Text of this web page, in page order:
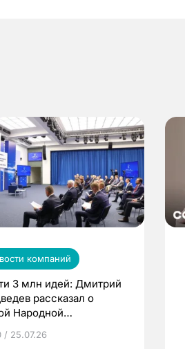
компаний
3 млн идей: Дмитрий
рассказал о
Народной
/ 25.07.26